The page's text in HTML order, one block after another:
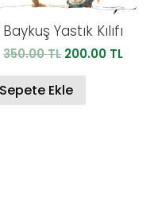
Baykuş Yastık Kılıfı
350.00TL Orijinal
350.00 TL.
200.00 TLŞu
Sepete Ekle